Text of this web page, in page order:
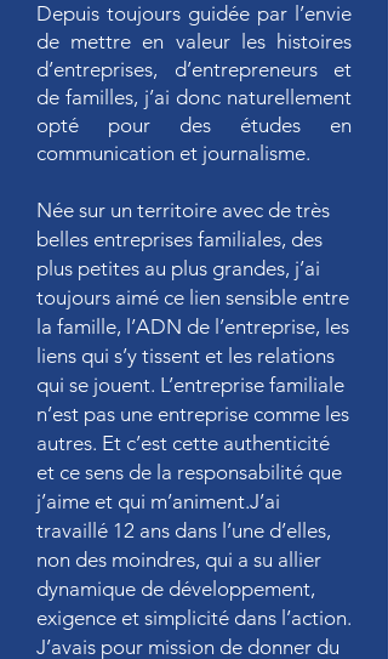
Depuis toujours guidée par l’envie
de mettre en valeur les histoires
d’entreprises, d’entrepreneurs et
de familles, j’ai donc naturellement
opté pour des études en
communication et journalisme.
Née sur un territoire avec de très
belles entreprises familiales, des
plus petites au plus grandes, j’ai
toujours aimé ce lien sensible entre
la famille, l’ADN de l’entreprise, les
liens qui s’y tissent et les relations
qui se jouent. L’entreprise familiale
n’est pas une entreprise comme les
autres. Et c’est cette authenticité
et ce sens de la responsabilité que
j’aime et qui m’animent.J’ai
travaillé 12 ans dans l’une d’elles,
non des moindres, qui a su allier
dynamique de développement,
exigence et simplicité dans l’action.
J’avais pour mission de donner du